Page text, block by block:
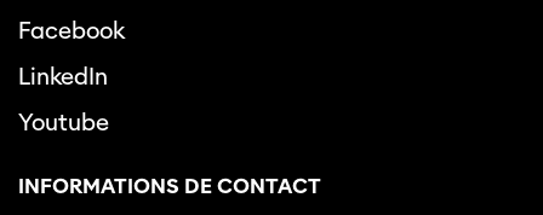
Facebook
LinkedIn
Youtube
INFORMATIONS DE CONTACT